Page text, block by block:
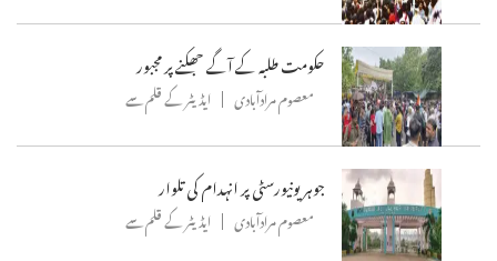
حکومت طلبہ کے آگے جھکنے پر مجبور
معصوم مرادآبادی ایڈیٹر کے قلم سے
جوہر یونیورسٹی پر انہدام کی تلوار
معصوم مرادآبادی ایڈیٹر کے قلم سے